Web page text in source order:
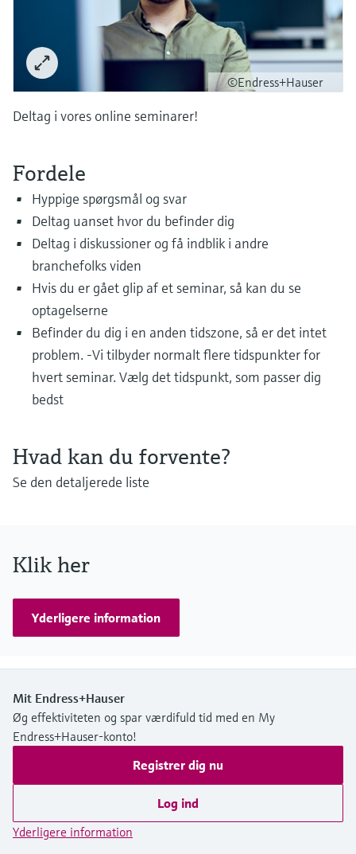
Find produktspecifik information og
dokumentation
Find reservedele
Find reservedele efter produktkategori,
Niveaumåling med tryk
Shop alle
Procesfotometre
Måling med
mikrobølgetransmission
Shop alle
©Endress+Hauser
Deltag i vores online seminarer!
Fordele
Hyppige spørgsmål og svar
Deltag uanset hvor du befinder dig
Deltag i diskussioner og få indblik i andre
branchefolks viden
Hvis du er gået glip af et seminar, så kan du se
optagelserne
Befinder du dig i en anden tidszone, så er det intet
problem. -Vi tilbyder normalt flere tidspunkter for
hvert seminar. Vælg det tidspunkt, som passer dig
bedst
Hvad kan du forvente?
Se den detaljerede liste
Klik her
Yderligere information
Mit Endress+Hauser
Øg effektiviteten og spar værdifuld tid med en My
Endress+Hauser-konto!
Registrer dig nu
Log ind
Yderligere information